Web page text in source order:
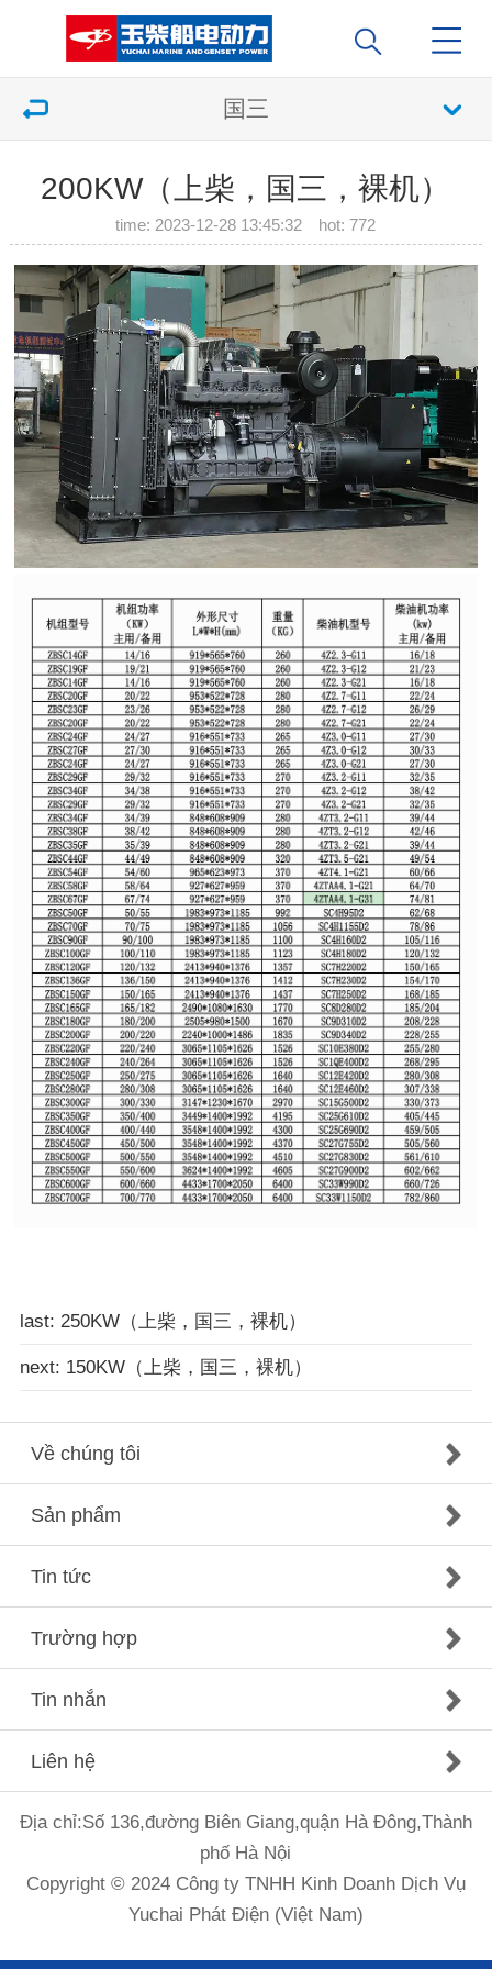
国三
200KW（上柴，国三，裸机）
time: 2023-12-28 13:45:32 hot:772
last: 250KW（上柴，国三，裸机）
next: 150KW（上柴，国三，裸机）
Về chúng tôi
Sản phẩm
Tin tức
Trường hợp
Tin nhắn
Liên hệ
Địa chỉ:Số 136,đường Biên Giang,quận Hà Đông,Thành
phố Hà Nội
Copyright © 2024 Công ty TNHH Kinh Doanh Dịch Vụ
Yuchai Phát Điện (Việt Nam)